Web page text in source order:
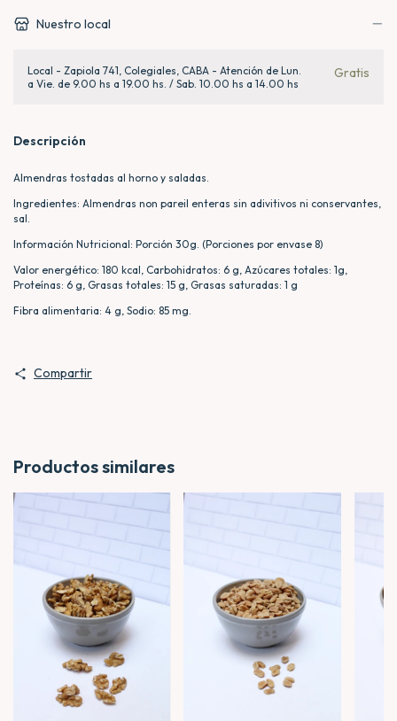
Nuestro local
Local - Zapiola 741, Colegiales, CABA - Atención de Lun.
a Vie. de 9.00 hs a 19.00 hs. / Sab. 10.00 hs a 14.00 hs
Gratis
Descripción
Almendras tostadas al horno y saladas.
Ingredientes: Almendras non pareil enteras sin adivitivos ni conservantes,
sal.
Información Nutricional: Porción 30g. (Porciones por envase 8)
Valor energético: 180 kcal, Carbohidratos: 6 g, Azúcares totales: 1g,
Proteínas: 6 g, Grasas totales: 15 g, Grasas saturadas: 1 g
Fibra alimentaria: 4 g, Sodio: 85 mg.
Compartir
Productos similares